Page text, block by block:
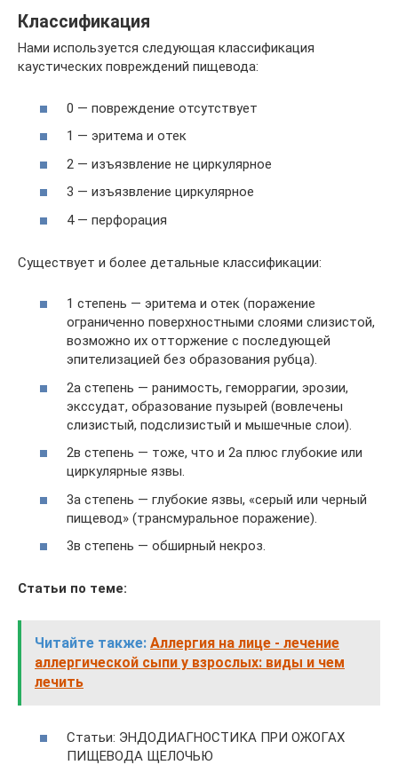
Классификация
Нами используется следующая классификация
каустических повреждений пищевода:
0 — повреждение отсутствует
1 — эритема и отек
2 — изъязвление не циркулярное
3 — изъязвление циркулярное
4 — перфорация
Существует и более детальные классификации:
1 степень — эритема и отек (поражение
ограниченно поверхностными слоями слизистой,
возможно их отторжение с последующей
эпителизацией без образования рубца).
2а степень — ранимость, геморрагии, эрозии,
экссудат, образование пузырей (вовлечены
слизистый, подслизистый и мышечные слои).
2в степень — тоже, что и 2а плюс глубокие или
циркулярные язвы.
3а степень — глубокие язвы, «серый или черный
пищевод» (трансмуральное поражение).
3в степень — обширный некроз.
Статьи по теме:
Читайте также: Аллергия на лице - лечение
аллергической сыпи у взрослых: виды и чем
лечить
Статьи: ЭНДОДИАГНОСТИКА ПРИ ОЖОГАХ
ПИЩЕВОДА ЩЕЛОЧЬЮ